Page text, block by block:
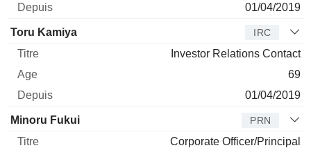
01/04/2019
Toru Kamiya IRC
Investor Relations Contact
69
01/04/2019
Minoru Fukui PRN
Corporate Officer/Principal